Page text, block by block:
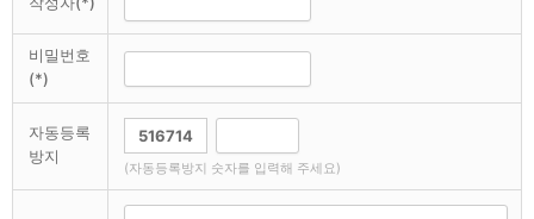
비밀번호
(*)
자동등록
방지
(자동등록방지 숫자를 입력해 주세요)